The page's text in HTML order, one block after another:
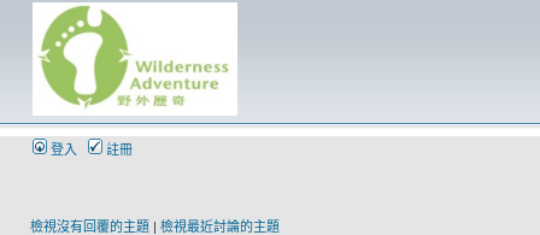
登入 註冊
檢視沒有回覆的主題 | 檢視最近討論的主題